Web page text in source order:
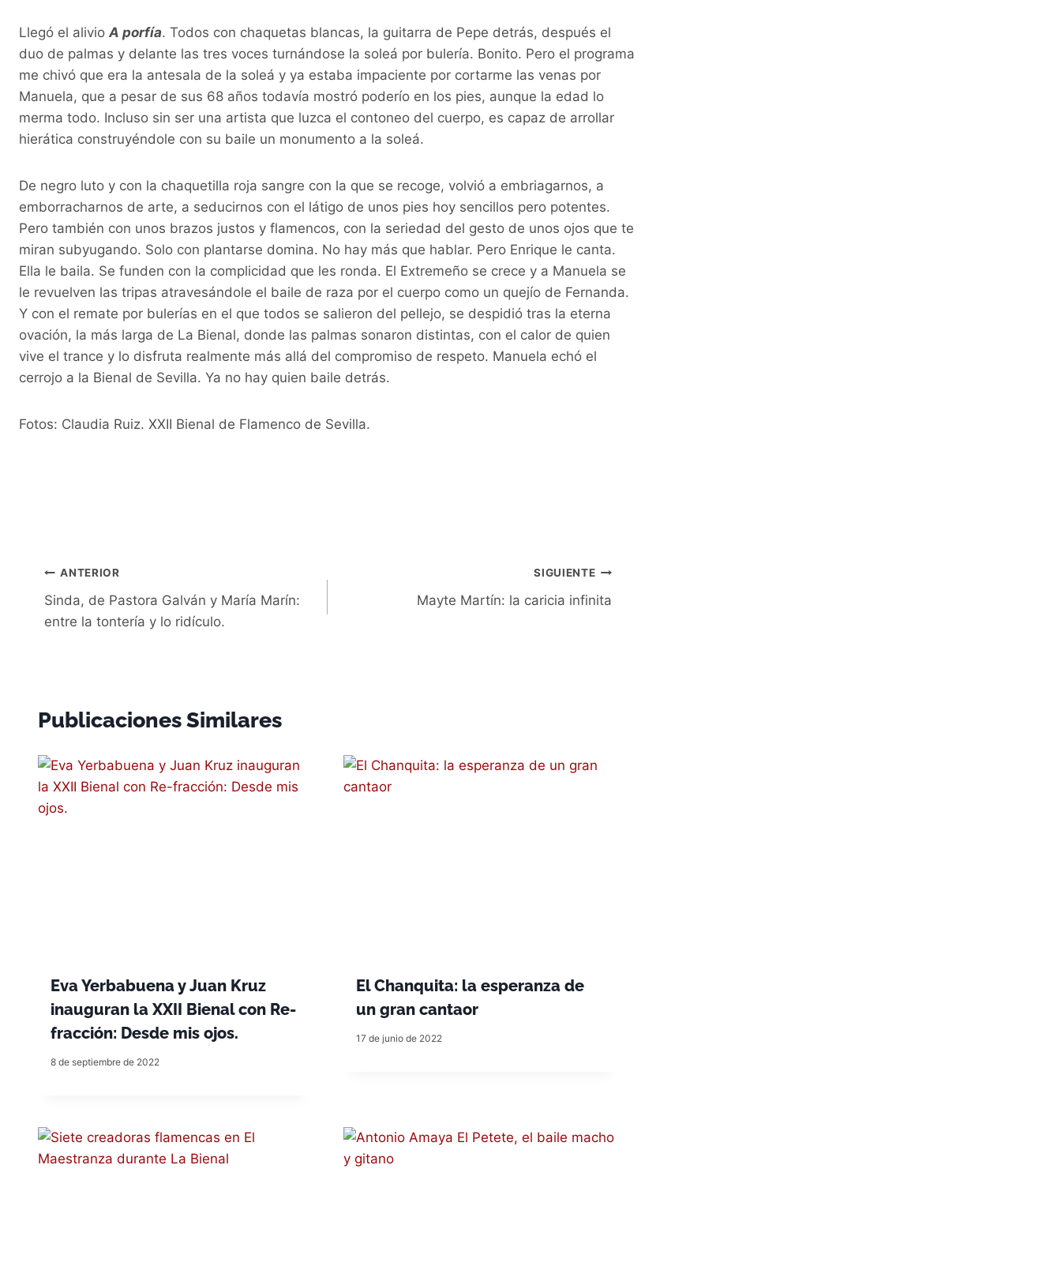
Llegó el alivioA porfía. Todos con chaquetas blancas, la guitarra de Pepe detrás, después el
duo de palmas y delante las tres voces turnándose la soleá por bulería. Bonito. Pero el programa
me chivó que era la antesala de la soleá y ya estaba impaciente por cortarme las venas por
Manuela, que a pesar de sus 68 años todavía mostró poderío en los pies, aunque la edad lo
merma todo. Incluso sin ser una artista que luzca el contoneo del cuerpo, es capaz de arrollar
hierática construyéndole con su baile un monumento a la soleá.
De negro luto y con la chaquetilla roja sangre con la que se recoge, volvió a embriagarnos, a
emborracharnos de arte, a seducirnos con el látigo de unos pies hoy sencillos pero potentes.
Pero también con unos brazos justos y flamencos, con la seriedad del gesto de unos ojos que te
miran subyugando. Solo con plantarse domina. No hay más que hablar. Pero Enrique le canta.
Ella le baila. Se funden con la complicidad que les ronda. El Extremeño se crece y a Manuela se
le revuelven las tripas atravesándole el baile de raza por el cuerpo como un quejío de Fernanda.
Y con el remate por bulerías en el que todos se salieron del pellejo, se despidió tras la eterna
ovación, la más larga de La Bienal, donde las palmas sonaron distintas, con el calor de quien
vive el trance y lo disfruta realmente más allá del compromiso de respeto. Manuela echó el
cerrojo a la Bienal de Sevilla. Ya no hay quien baile detrás.
Fotos: Claudia Ruiz. XXII Bienal de Flamenco de Sevilla.
Navegación
de
ANTERIOR
Sinda, de Pastora Galván y María Marín:
entre la tontería y lo ridículo.
SIGUIENTE
Mayte Martín: la caricia infinita
Publicaciones Similares
Eva Yerbabuena y Juan Kruz
inauguran la XXII Bienal con Re-
fracción: Desde mis ojos.
8 de septiembre de 2022
El Chanquita: la esperanza de
un gran cantaor
17 de junio de 2022